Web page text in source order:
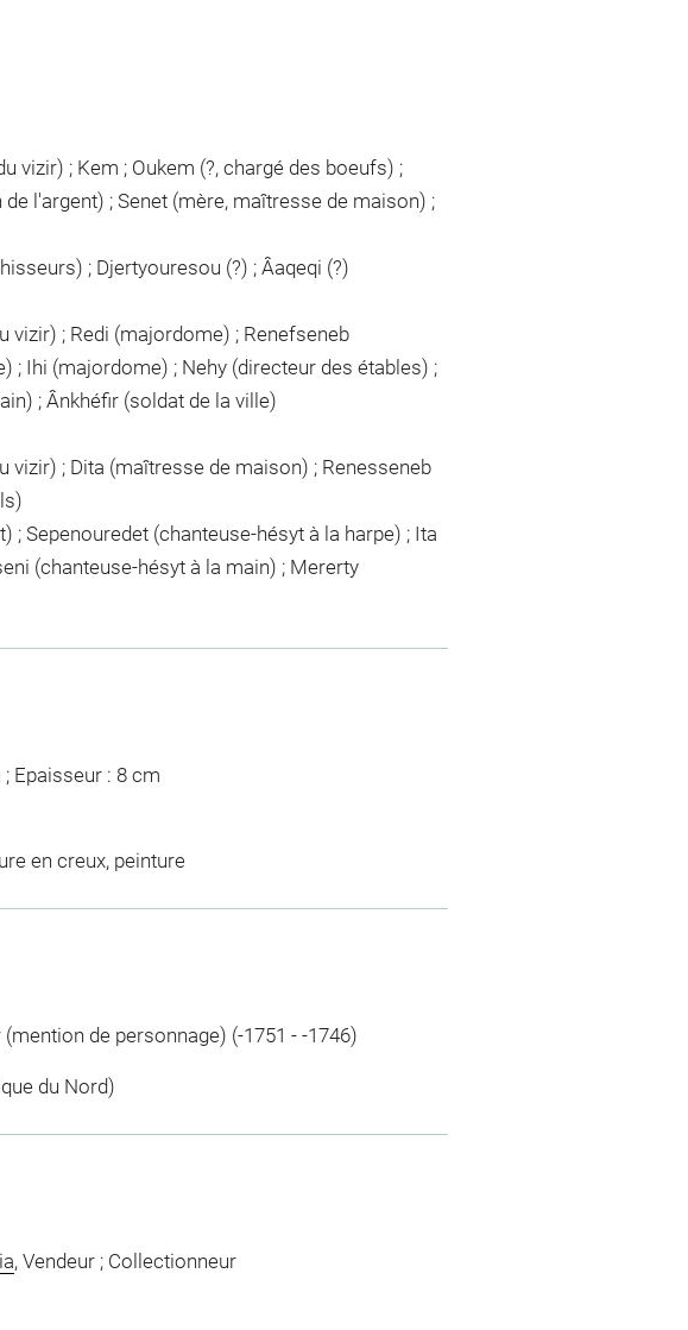
vizir) ; Kem ; Oukem (?, chargé des boeufs) ;
l'argent) ; Senet (mère, maîtresse de maison) ;
; Djertyouresou (?) ; Âaqeqi (?)
vizir) ; Redi (majordome) ; Renefseneb
; Ihi (majordome) ; Nehy (directeur des étables) ;
; Ânkhéfir (soldat de la ville)
vizir) ; Dita (maîtresse de maison) ; Renesseneb
; Sepenouredet (chanteuse-hésyt à la harpe) ; Ita
(chanteuse-hésyt à la main) ; Mererty
Epaisseur : 8 cm
en creux, peinture
de personnage) (-1751 - -1746)
du Nord)
, Vendeur ; Collectionneur